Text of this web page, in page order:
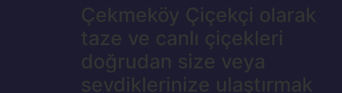
Çekmeköy Çiçekçi olarak
taze ve canlı çiçekleri
doğrudan size veya
sevdiklerinize ulaştırmak